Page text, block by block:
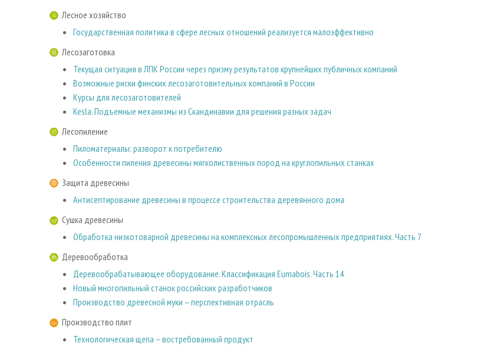
Лесное хозяйство
Государственная политика в сфере лесных отношений реализуется малоэффективно
Лесозаготовка
Текущая ситуация в ЛПК России через призму результатов крупнейших публичных компаний
Возможные риски финских лесозаготовительных компаний в России
Курсы для лесозаготовителей
Kesla. Подъемные механизмы из Скандинавии для решения разных задач
Лесопиление
Пиломатериалы: разворот к потребителю
Особенности пиления древесины мягколиственных пород на круглопильных станках
Защита древесины
Антисептирование древесины в процессе строительства деревянного дома
Сушка древесины
Обработка низкотоварной древесины на комплексных лесопромышленных предприятиях. Часть 7
Деревообработка
Деревообрабатывающее оборудование. Классификация Eumabois. Часть 14
Новый многопильный станок российских разработчиков
Производство древесной муки – перспективная отрасль
Производство плит
Технологическая щепа – востребованный продукт